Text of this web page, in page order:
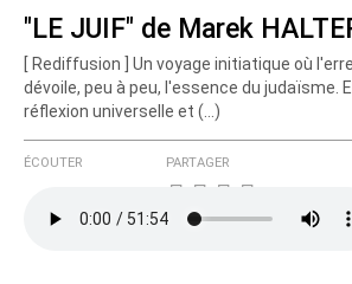
"LE JUIF" de Marek
[ Rediffusion ] Un voyage initiatique où
dévoile, peu à peu, l'essence du judaïsme.
réflexion universelle et (…)
ÉCOUTER PARTAGER